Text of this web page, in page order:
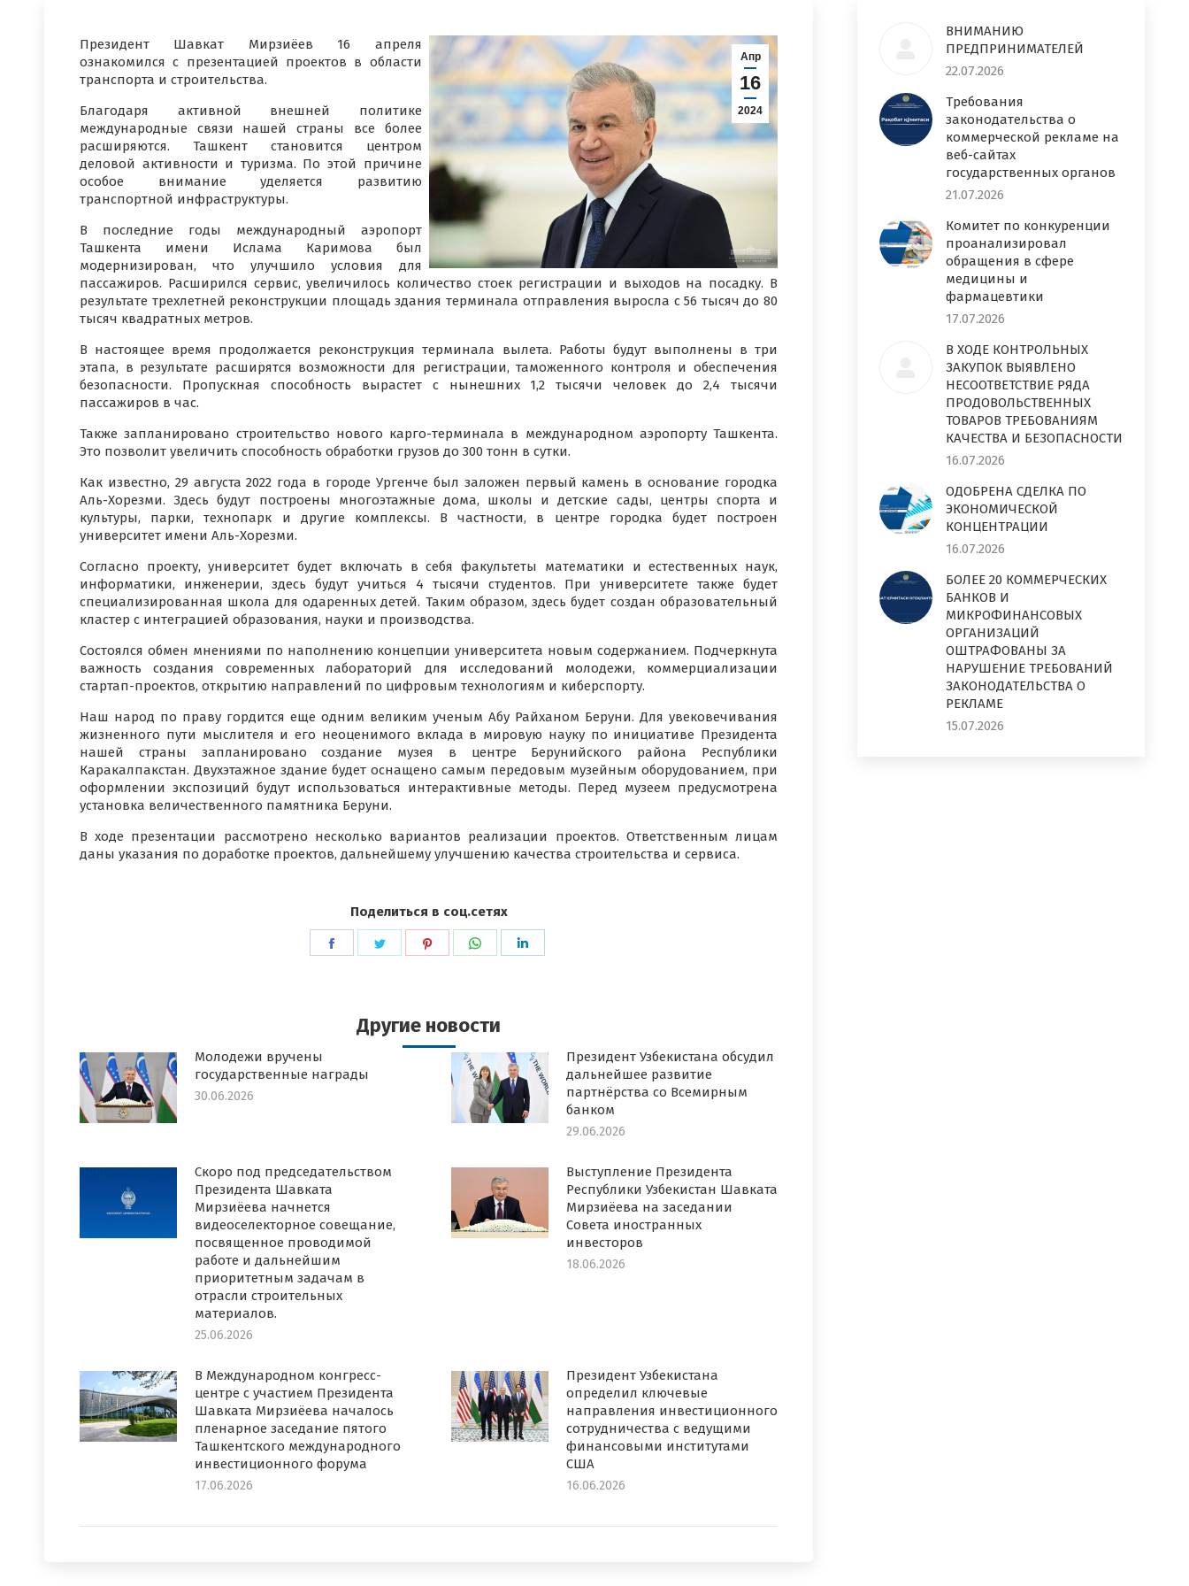
Апр
16
2024
Президент Шавкат Мирзиёев 16 апреля
ознакомился с презентацией проектов в области
транспорта и строительства.
Благодаря активной внешней политике
международные связи нашей страны все более
расширяются. Ташкент становится центром
деловой активности и туризма. По этой причине
особое внимание уделяется развитию
транспортной инфраструктуры.
В последние годы международный аэропорт
Ташкента имени Ислама Каримова был
модернизирован, что улучшило условия для
пассажиров. Расширился сервис, увеличилось количество стоек регистрации и выходов на посадку. В
результате трехлетней реконструкции площадь здания терминала отправления выросла с 56 тысяч до 80
тысяч квадратных метров.
В настоящее время продолжается реконструкция терминала вылета. Работы будут выполнены в три
этапа, в результате расширятся возможности для регистрации, таможенного контроля и обеспечения
безопасности. Пропускная способность вырастет с нынешних 1,2 тысячи человек до 2,4 тысячи
пассажиров в час.
Также запланировано строительство нового карго-терминала в международном аэропорту Ташкента.
Это позволит увеличить способность обработки грузов до 300 тонн в сутки.
Как известно, 29 августа 2022 года в городе Ургенче был заложен первый камень в основание городка
Аль-Хорезми. Здесь будут построены многоэтажные дома, школы и детские сады, центры спорта и
культуры, парки, технопарк и другие комплексы. В частности, в центре городка будет построен
университет имени Аль-Хорезми.
Согласно проекту, университет будет включать в себя факультеты математики и естественных наук,
информатики, инженерии, здесь будут учиться 4 тысячи студентов. При университете также будет
специализированная школа для одаренных детей. Таким образом, здесь будет создан образовательный
кластер с интеграцией образования, науки и производства.
Состоялся обмен мнениями по наполнению концепции университета новым содержанием. Подчеркнута
важность создания современных лабораторий для исследований молодежи, коммерциализации
стартап-проектов, открытию направлений по цифровым технологиям и киберспорту.
Наш народ по праву гордится еще одним великим ученым Абу Райханом Беруни. Для увековечивания
жизненного пути мыслителя и его неоценимого вклада в мировую науку по инициативе Президента
нашей страны запланировано создание музея в центре Берунийского района Республики
Каракалпакстан. Двухэтажное здание будет оснащено самым передовым музейным оборудованием, при
оформлении экспозиций будут использоваться интерактивные методы. Перед музеем предусмотрена
установка величественного памятника Беруни.
В ходе презентации рассмотрено несколько вариантов реализации проектов. Ответственным лицам
даны указания по доработке проектов, дальнейшему улучшению качества строительства и сервиса.
Поделиться в соц.сетях
ПоделитьсяПоделитьсяПоделитьсяПоделиться
Другие новости
Молодежи вручены
государственные награды
30.06.2026
Президент Узбекистана обсудил
дальнейшее развитие
партнёрства со Всемирным
банком
29.06.2026
Скоро под председательством
Президента Шавката
Мирзиёева начнется
видеоселекторное совещание,
посвященное проводимой
работе и дальнейшим
приоритетным задачам в
отрасли строительных
материалов.
25.06.2026
Выступление Президента
Республики Узбекистан Шавката
Мирзиёева на заседании
Совета иностранных
инвесторов
18.06.2026
В Международном конгресс-
центре с участием Президента
Шавката Мирзиёева началось
пленарное заседание пятого
Ташкентского международного
инвестиционного форума
17.06.2026
Президент Узбекистана
определил ключевые
направления инвестиционного
сотрудничества с ведущими
финансовыми институтами
США
16.06.2026
ВНИМАНИЮ
ПРЕДПРИНИМАТЕЛЕЙ
22.07.2026
Требования
законодательства о
коммерческой рекламе на
веб-сайтах
государственных органов
21.07.2026
Комитет по конкуренции
проанализировал
обращения в сфере
медицины и
фармацевтики
17.07.2026
В ХОДЕ КОНТРОЛЬНЫХ
ЗАКУПОК ВЫЯВЛЕНО
НЕСООТВЕТСТВИЕ РЯДА
ПРОДОВОЛЬСТВЕННЫХ
ТОВАРОВ ТРЕБОВАНИЯМ
КАЧЕСТВА И БЕЗОПАСНОСТИ
16.07.2026
ОДОБРЕНА СДЕЛКА ПО
ЭКОНОМИЧЕСКОЙ
КОНЦЕНТРАЦИИ
16.07.2026
БОЛЕЕ 20 КОММЕРЧЕСКИХ
БАНКОВ И
МИКРОФИНАНСОВЫХ
ОРГАНИЗАЦИЙ
ОШТРАФОВАНЫ ЗА
НАРУШЕНИЕ ТРЕБОВАНИЙ
ЗАКОНОДАТЕЛЬСТВА О
РЕКЛАМЕ
15.07.2026